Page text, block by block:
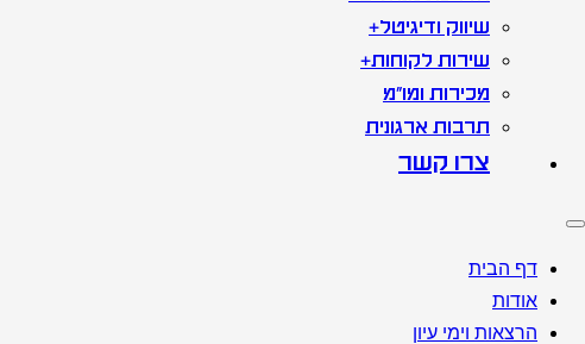
שיווק ודיגיטל+
שירות לקוחות+
מכירות ומו"מ
תרבות ארגונית
צרו קשר
דף הבית
אודות
הרצאות וימי עיון